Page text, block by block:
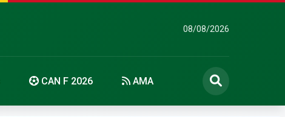
08/08/2026
CAN F 2026 AMA